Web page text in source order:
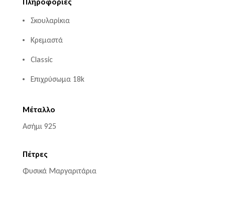
Σκουλαρίκια
Κρεμαστά
Classic
Επιχρύσωμα 18k
Μέταλλο
Ασήμι 925
Πέτρες
Φυσικά Μαργαριτάρια